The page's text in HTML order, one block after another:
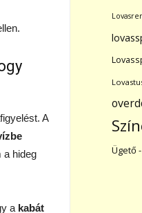
A
a hideg
a kabát
Ügető